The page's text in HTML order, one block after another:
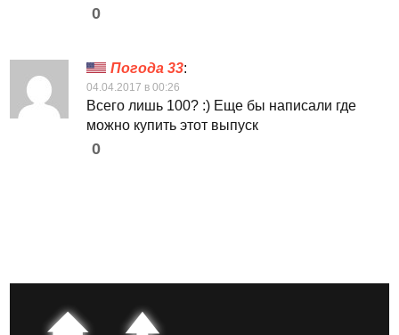
0
Погода 33:
04.04.2017 в 00:26
Всего лишь 100? :) Еще бы написали где
можно купить этот выпуск
0